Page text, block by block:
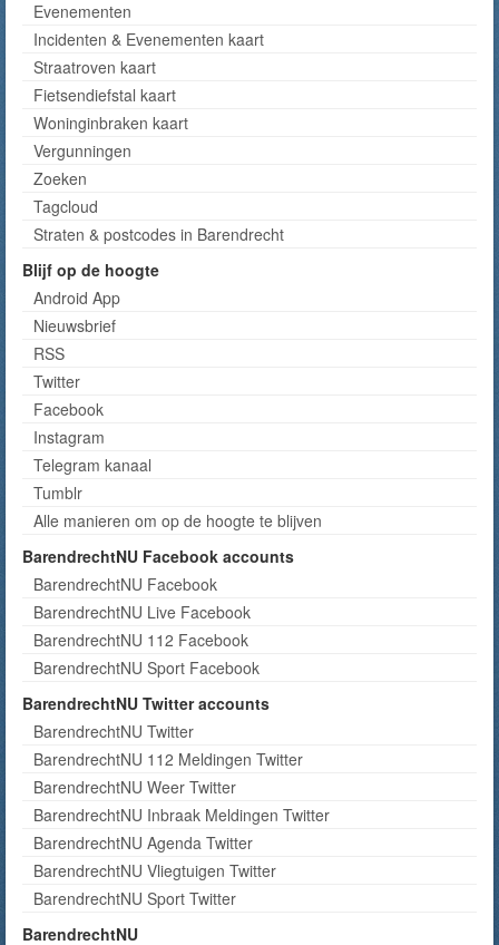
Evenementen
Incidenten & Evenementen kaart
Straatroven kaart
Fietsendiefstal kaart
Woninginbraken kaart
Vergunningen
Zoeken
Tagcloud
Straten & postcodes in Barendrecht
Blijf op de hoogte
Android App
Nieuwsbrief
RSS
Twitter
Facebook
Instagram
Telegram kanaal
Tumblr
Alle manieren om op de hoogte te blijven
BarendrechtNU Facebook accounts
BarendrechtNU Facebook
BarendrechtNU Live Facebook
BarendrechtNU 112 Facebook
BarendrechtNU Sport Facebook
BarendrechtNU Twitter accounts
BarendrechtNU Twitter
BarendrechtNU 112 Meldingen Twitter
BarendrechtNU Weer Twitter
BarendrechtNU Inbraak Meldingen Twitter
BarendrechtNU Agenda Twitter
BarendrechtNU Vliegtuigen Twitter
BarendrechtNU Sport Twitter
BarendrechtNU